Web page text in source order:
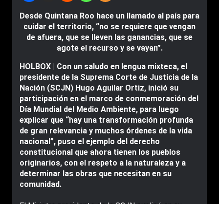
Desde Quintana Roo hace un llamado al país para
cuidar el territorio, “no se requiere que vengan
de afuera, que se lleven las ganancias, que se
agote el recurso y se vayan”.
HOLBOX | Con un saludo en lengua mixteca, el
presidente de la Suprema Corte de Justicia de la
Nación (SCJN) Hugo Aguilar Ortiz, inició su
participación en el marco de conmemoración del
Día Mundial del Medio Ambiente, para luego
explicar que “hay una transformación profunda
de gran relevancia y muchos órdenes de la vida
nacional”, puso el ejemplo del derecho
constitucional que ahora tienen los pueblos
originarios, con el respeto a la naturaleza y a
determinar las obras que necesitan en su
comunidad.